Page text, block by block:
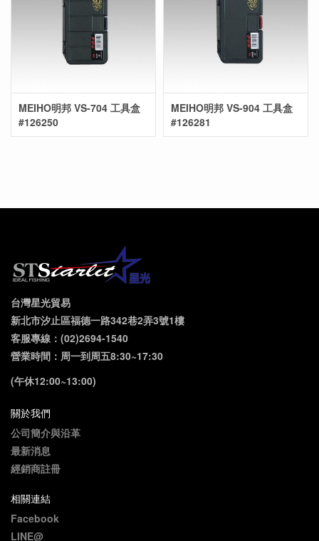
MEIHO明邦 VS-704 工具盒
#126250
MEIHO明邦 VS-904 工具盒
#126281
台灣星光貿易
新北市汐止區福德一路342巷2弄3號1樓
客服專線：(02)2694-1540
營業時間：周一到周五8:30~17:30
(午休12:00~13:00)
關於我們
公司簡介與沿革
最新消息
經銷商註冊
相關連結
Facebook
LINE@